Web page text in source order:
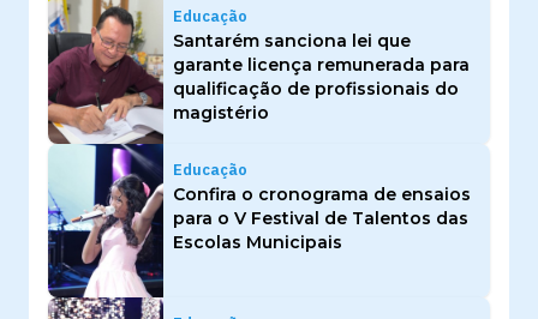
Educação
Santarém sanciona lei que
garante licença remunerada para
qualificação de profissionais do
magistério
Educação
Confira o cronograma de ensaios
para o V Festival de Talentos das
Escolas Municipais